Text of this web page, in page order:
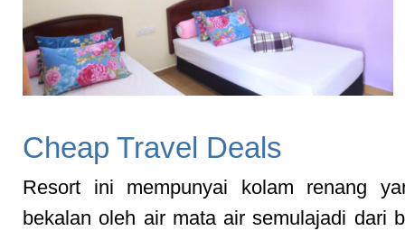
Cheap Travel Deals
Resort ini mempunyai kolam renang
bekalan oleh air mata air semulajadi dari